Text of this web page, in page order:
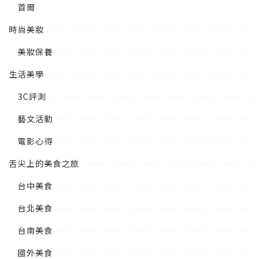
首爾
時尚美妝
美妝保養
生活美學
3C評測
藝文活動
電影心得
舌尖上的美食之旅
台中美食
台北美食
台南美食
國外美食